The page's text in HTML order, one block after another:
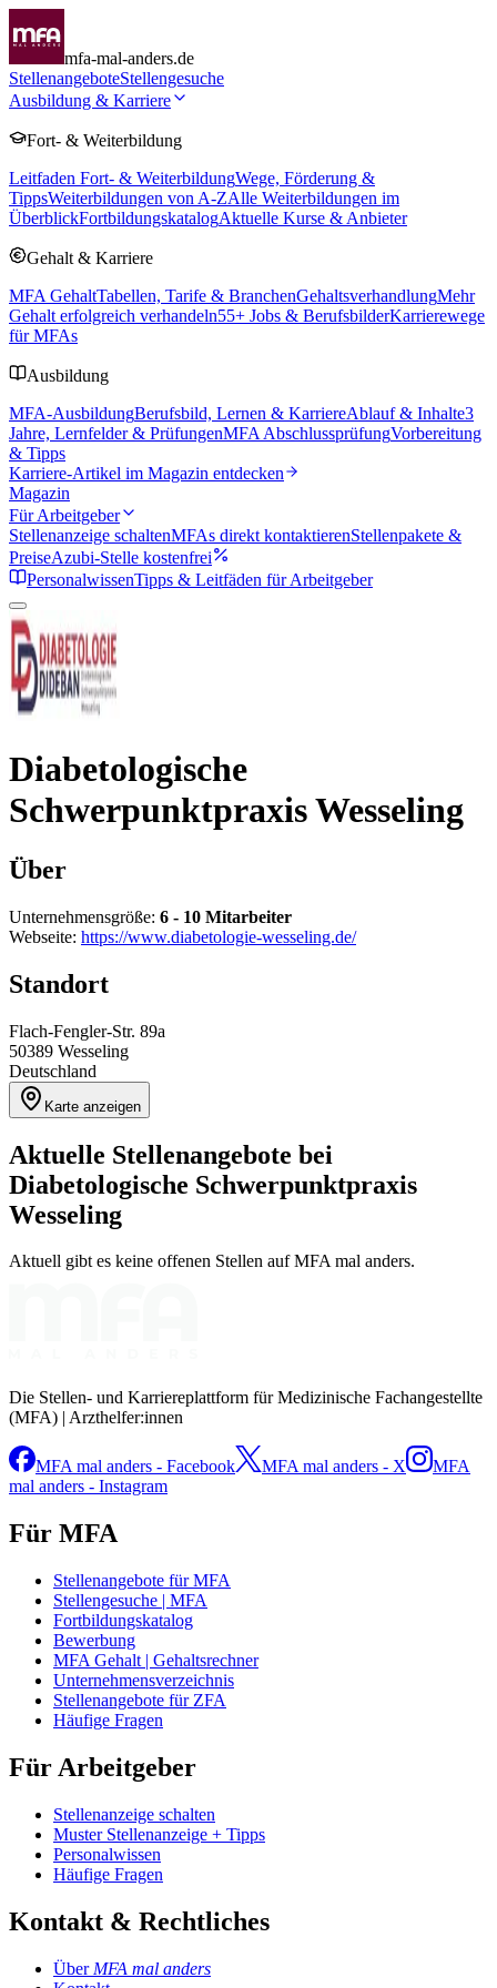
mfa-mal-anders.de
StellenangeboteStellengesuche
Ausbildung & Karriere
Fort- & Weiterbildung
Leitfaden Fort- & WeiterbildungWege, Förderung &
TippsWeiterbildungen von A-ZAlle Weiterbildungen im
ÜberblickFortbildungskatalogAktuelle Kurse & Anbieter
Gehalt & Karriere
MFA GehaltTabellen, Tarife & BranchenGehaltsverhandlungMehr
Gehalt erfolgreich verhandeln55+ Jobs & BerufsbilderKarrierewege
für MFAs
Ausbildung
MFA-AusbildungBerufsbild, Lernen & KarriereAblauf & Inhalte3
Jahre, Lernfelder & PrüfungenMFA AbschlussprüfungVorbereitung
& Tipps
Karriere-Artikel im Magazin entdecken
Magazin
Für Arbeitgeber
Stellenanzeige schaltenMFAs direkt kontaktierenStellenpakete &
PreiseAzubi-Stelle kostenfrei
PersonalwissenTipps & Leitfäden für Arbeitgeber
Diabetologische
Schwerpunktpraxis Wesseling
Über
Unternehmensgröße: 6 - 10 Mitarbeiter
Webseite: https://www.diabetologie-wesseling.de/
Standort
Flach-Fengler-Str. 89a
50389 Wesseling
Deutschland
Karte anzeigen
Aktuelle Stellenangebote bei
Diabetologische Schwerpunktpraxis
Wesseling
Aktuell gibt es keine offenen Stellen auf MFA mal anders.
Die Stellen- und Karriereplattform für Medizinische Fachangestellte
(MFA) | Arzthelfer:innen
MFA mal anders - Facebook MFA mal anders - X
MFA
mal anders - Instagram
Für MFA
Stellenangebote für MFA
Stellengesuche | MFA
Fortbildungskatalog
Bewerbung
MFA Gehalt | Gehaltsrechner
Unternehmensverzeichnis
Stellenangebote für ZFA
Häufige Fragen
Für Arbeitgeber
Stellenanzeige schalten
Muster Stellenanzeige + Tipps
Personalwissen
Häufige Fragen
Kontakt & Rechtliches
Über MFA mal anders